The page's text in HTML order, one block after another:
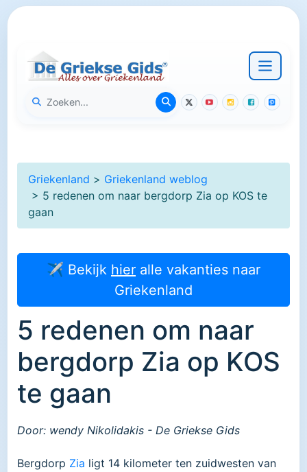
Griekenland > Griekenland weblog
> 5 redenen om naar bergdorp Zia op KOS te
gaan
✈ Bekijk hier alle vakanties naar
Griekenland
5 redenen om naar
bergdorp Zia op KOS
te gaan
Door: wendy Nikolidakis - De Griekse Gids
Bergdorp Zia ligt 14 kilometer ten zuidwesten van